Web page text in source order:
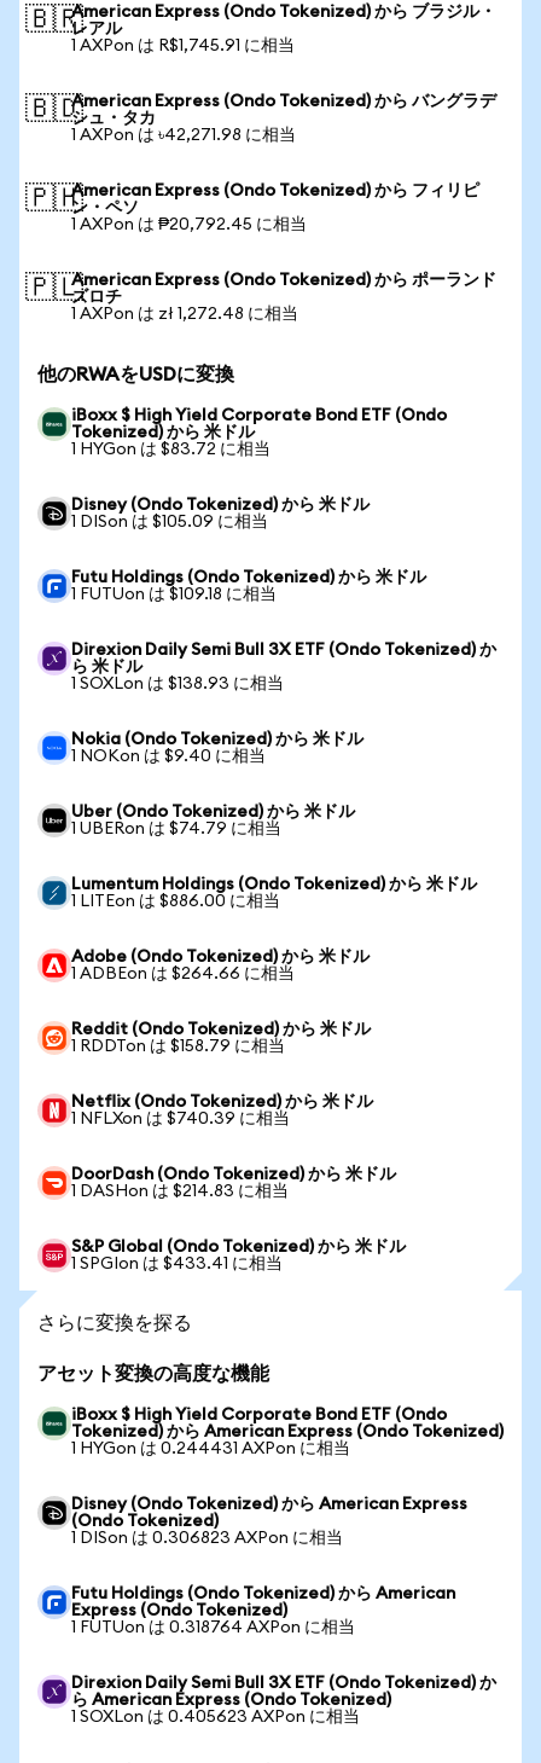
🇧🇷American Express (Ondo Tokenized) から ブラジル・
レアル
1 AXPon は R$1,745.91 に相当
🇧🇩American Express (Ondo Tokenized) から バングラデ
シュ・タカ
1 AXPon は ৳42,271.98 に相当
🇵🇭American Express (Ondo Tokenized) から フィリピ
ン・ペソ
1 AXPon は ₱20,792.45 に相当
🇵🇱American Express (Ondo Tokenized) から ポーランド
ズロチ
1 AXPon は zł 1,272.48 に相当
他のRWAをUSDに変換
iBoxx $ High Yield Corporate Bond ETF (Ondo
Tokenized) から 米ドル
1 HYGon は $83.72 に相当
Disney (Ondo Tokenized) から 米ドル
1 DISon は $105.09 に相当
Futu Holdings (Ondo Tokenized) から 米ドル
1 FUTUon は $109.18 に相当
Direxion Daily Semi Bull 3X ETF (Ondo Tokenized) か
ら 米ドル
1 SOXLon は $138.93 に相当
Nokia (Ondo Tokenized) から 米ドル
1 NOKon は $9.40 に相当
Uber (Ondo Tokenized) から 米ドル
1 UBERon は $74.79 に相当
Lumentum Holdings (Ondo Tokenized) から 米ドル
1 LITEon は $886.00 に相当
Adobe (Ondo Tokenized) から 米ドル
1 ADBEon は $264.66 に相当
Reddit (Ondo Tokenized) から 米ドル
1 RDDTon は $158.79 に相当
Netflix (Ondo Tokenized) から 米ドル
1 NFLXon は $740.39 に相当
DoorDash (Ondo Tokenized) から 米ドル
1 DASHon は $214.83 に相当
S&P Global (Ondo Tokenized) から 米ドル
1 SPGIon は $433.41 に相当
さらに変換を探る
アセット変換の高度な機能
iBoxx $ High Yield Corporate Bond ETF (Ondo
Tokenized) から American Express (Ondo Tokenized)
1 HYGon は 0.244431 AXPon に相当
Disney (Ondo Tokenized) から American Express
(Ondo Tokenized)
1 DISon は 0.306823 AXPon に相当
Futu Holdings (Ondo Tokenized) から American
Express (Ondo Tokenized)
1 FUTUon は 0.318764 AXPon に相当
Direxion Daily Semi Bull 3X ETF (Ondo Tokenized) か
ら American Express (Ondo Tokenized)
1 SOXLon は 0.405623 AXPon に相当